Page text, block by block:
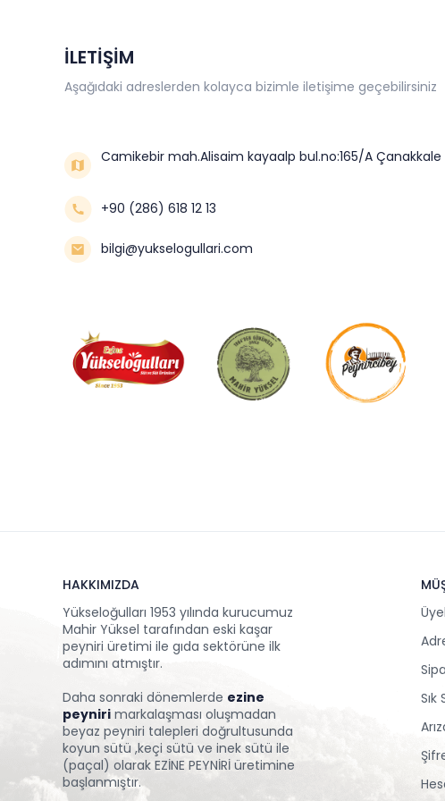
İLETİŞİM
Aşağıdaki adreslerden kolayca bizimle iletişime geçebilirsiniz
Camikebir mah.Alisaim kayaalp bul.no:165/A Çanakkale /
+90 (286) 618 12 13
bilgi@yukselogullari.com
HAKKIMIZDA
Yükseloğulları 1953 yılında kurucumuz
Mahir Yüksel tarafından eski kaşar
peyniri üretimi ile gıda sektörüne ilk
adımını atmıştır.
Daha sonraki dönemlerde ezine
peynirimarkalaşması oluşmadan
beyaz peyniri talepleri doğrultusunda
koyun sütü ,keçi sütü ve inek sütü ile
(paçal) olarak EZİNE PEYNİRİ üretimine
başlanmıştır.